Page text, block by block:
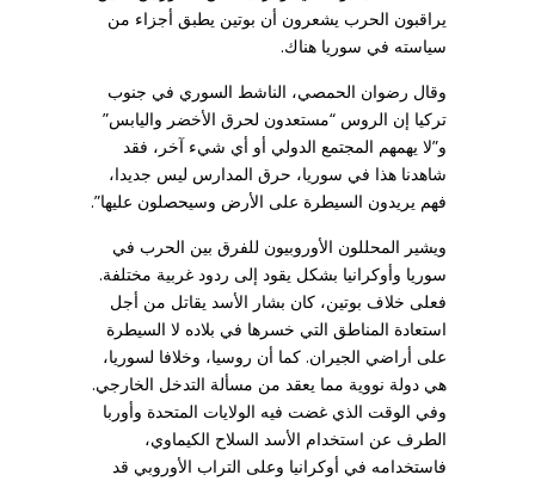
يراقبون الحرب يشعرون أن بوتين يطبق أجزاء من
سياسته في سوريا هناك.
وقال رضوان الحمصي، الناشط السوري في جنوب
تركيا إن الروس “مستعدون لحرق الأخضر واليابس”
و”لا يهمهم المجتمع الدولي أو أي شيء آخر، فقد
شاهدنا هذا في سوريا، حرق المدارس ليس جديدا،
فهم يريدون السيطرة على الأرض وسيحصلون عليها”.
ويشير المحللون الأوروبيون للفرق بين الحرب في
سوريا وأوكرانيا بشكل يقود إلى ردود غربية مختلفة.
فعلى خلاف بوتين، كان بشار الأسد يقاتل من أجل
استعادة المناطق التي خسرها في بلاده لا السيطرة
على أراضي الجيران. كما أن روسيا، وخلافا لسوريا،
هي دولة نووية مما يعقد من مسألة التدخل الخارجي.
وفي الوقت الذي غضت فيه الولايات المتحدة وأوربا
الطرف عن استخدام الأسد السلاح الكيماوي،
فاستخدامه في أوكرانيا وعلى التراب الأوروبي قد